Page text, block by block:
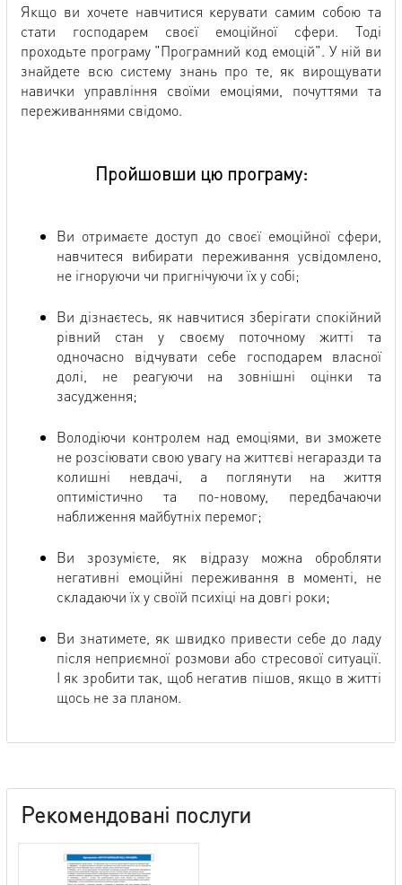
Якщо ви хочете навчитися керувати самим собою та
стати господарем своєї емоційної сфери. Тоді
проходьте програму "Програмний код емоцій". У ній ви
знайдете всю систему знань про те, як вирощувати
навички управління своїми емоціями, почуттями та
переживаннями свідомо.
Пройшовши цю програму:
Ви отримаєте доступ до своєї емоційної сфери,
навчитеся вибирати переживання усвідомлено,
не ігноруючи чи пригнічуючи їх у собі;
Ви дізнаєтесь, як навчитися зберігати спокійний
рівний стан у своєму поточному житті та
одночасно відчувати себе господарем власної
долі, не реагуючи на зовнішні оцінки та
засудження;
Володіючи контролем над емоціями, ви зможете
не розсіювати свою увагу на життєві негаразди та
колишні невдачі, а поглянути на життя
оптимістично та по-новому, передбачаючи
наближення майбутніх перемог;
Ви зрозумієте, як відразу можна обробляти
негативні емоційні переживання в моменті, не
складаючи їх у своїй психіці на довгі роки;
Ви знатимете, як швидко привести себе до ладу
після неприємної розмови або стресової ситуації.
І як зробити так, щоб негатив пішов, якщо в житті
щось не за планом.
Рекомендовані послуги